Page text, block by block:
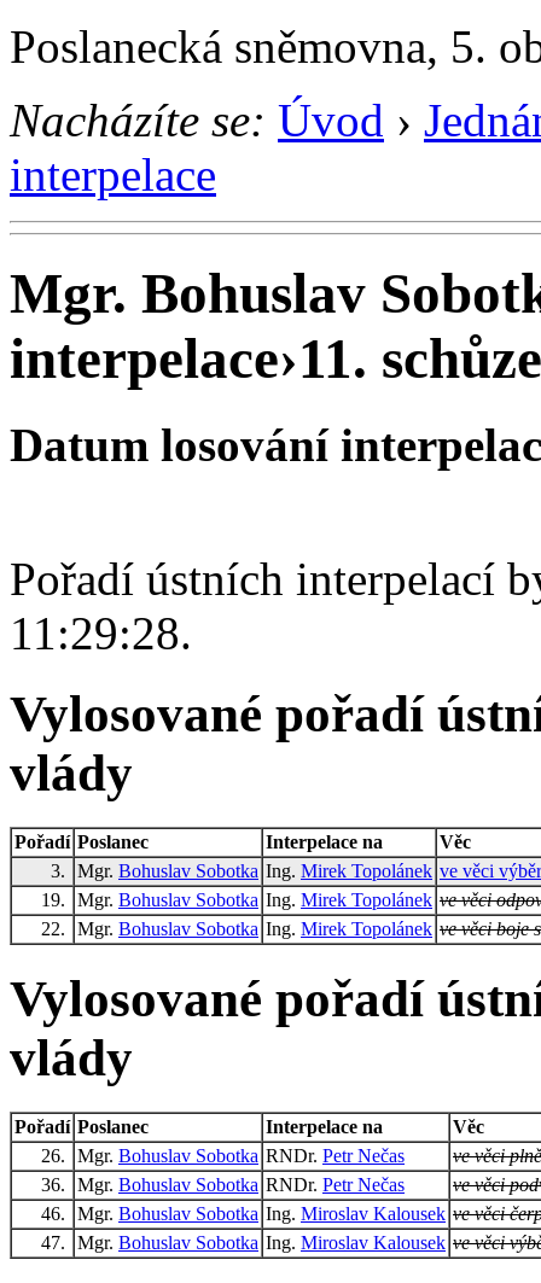
Poslanecká sněmovna, 5.
Nacházíte se: Úvod ›
interpelace
Mgr. Bohuslav
interpelace›11.
Datum losování
Pořadí ústních interpelací
11:29:28.
Vylosované pořadí
vlády
Pořadí Poslanec Interpelace na
Věc
3.
Mgr. Bohuslav Sobotka Ing. Mirek Topolánek ve věci
19.
Mgr. Bohuslav Sobotka Ing. Mirek Topolánek ve věci
22.
Mgr. Bohuslav Sobotka Ing. Mirek Topolánek ve věci boje
Vylosované pořadí
vlády
Pořadí Poslanec Interpelace na
Věc
26.
Mgr. Bohuslav Sobotka RNDr. Petr Nečas
ve věci
36.
Mgr. Bohuslav Sobotka RNDr. Petr Nečas
ve věci
46.
Mgr. Bohuslav Sobotka Ing. Miroslav Kalousek ve věci
47.
Mgr. Bohuslav Sobotka Ing. Miroslav Kalousek ve věci